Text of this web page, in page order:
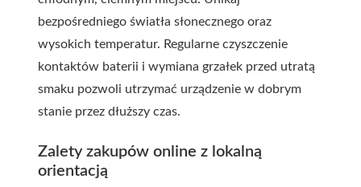
bezpośredniego światła słonecznego oraz
wysokich temperatur. Regularne czyszczenie
kontaktów baterii i wymiana grzałek przed utratą
smaku pozwoli utrzymać urządzenie w dobrym
stanie przez dłuższy czas.
Zalety zakupów online z lokalną
orientacją